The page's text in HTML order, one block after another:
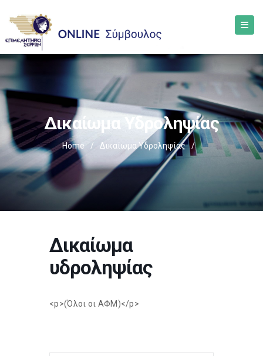
Δικαίωμα Υδροληψίας
Home / Δικαίωμα Υδροληψίας /
Δικαίωμα
υδροληψίας
<p>(Όλοι οι ΑΦΜ)</p>